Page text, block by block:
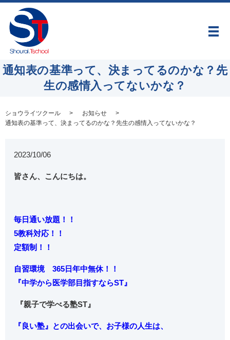
メ
通知表の基準って、決まってるのかな？先
生の感情入ってないかな？
ショウライツクール
お知らせ
通知表の基準って、決まってるのかな？先生の感情入ってないかな？
2023/10/06
皆さん、こんにちは。
毎日通い放題！！
5教科対応！！
定額制！！
自習環境 365日年中無休！！
『中学から医学部目指すならST』
『親子で学べる塾ST』
『良い塾』との出会いで、お子様の人生は、